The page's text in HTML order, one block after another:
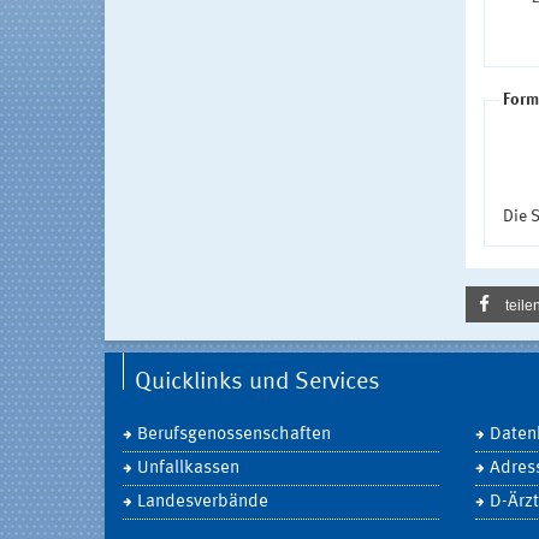
Die
Quicklinks und Services
Berufsgenossenschaften
Unfallkassen
Landesverbände
D-